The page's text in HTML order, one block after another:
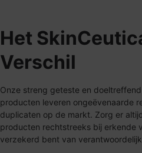
Het
Verschil
Onze streng geteste en
producten leveren ongeëvenaarde
duplicaten op de markt. Zorg er
producten rechtstreeks bij erkende
verzekerd bent van